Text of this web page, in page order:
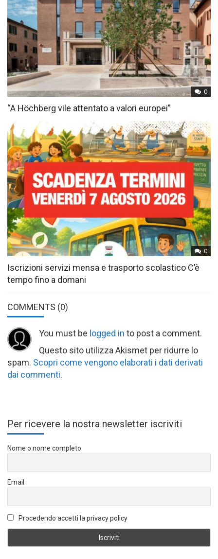
0
“A Höchberg vile attentato a valori europei”
0
Iscrizioni servizi mensa e trasporto scolastico C’è
tempo fino a domani
COMMENTS (0)
You must be logged in to post a comment.
Questo sito utilizza Akismet per ridurre lo
spam. Scopri come vengono elaborati i dati derivati
dai commenti.
Per ricevere la nostra newsletter iscriviti
Nome o nome completo
Email
Procedendo accetti la privacy policy